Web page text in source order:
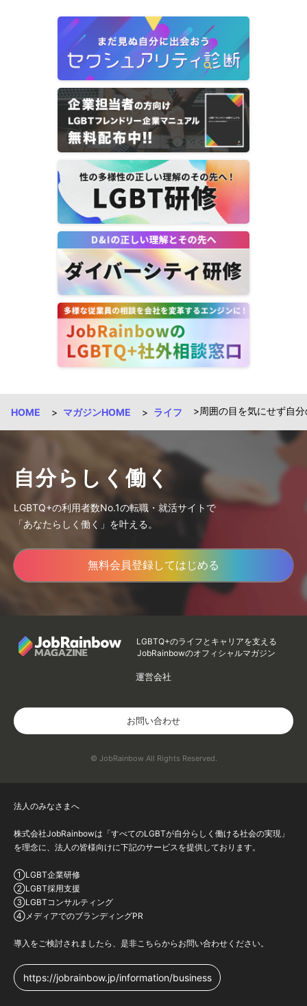
HOME マガジンHOME ライフ 周囲の目を気にせず自
自分らしく働く
LGBTQ+の利用者数No.1の転職・就活サイトで
「あなたらしく働く」を叶える。
無料会員登録してはじめる
LGBTQ+のライフとキャリアを支える
JobRainbowのオフィシャルマガジン
運営会社
お問い合わせ
© JobRainbow All Rights Reserved.
法人のみなさまへ
株式会社JobRainbowは「すべてのLGBTが自分らしく働ける社会の実現」
を理念に、法人の皆様向けに下記のサービスを提供しております。
①LGBT企業研修
②LGBT採用支援
③LGBTコンサルティング
④メディアでのブランディングPR
導入をご検討されましたら、是非こちらからお問い合わせください。
https://jobrainbow.jp/information/business